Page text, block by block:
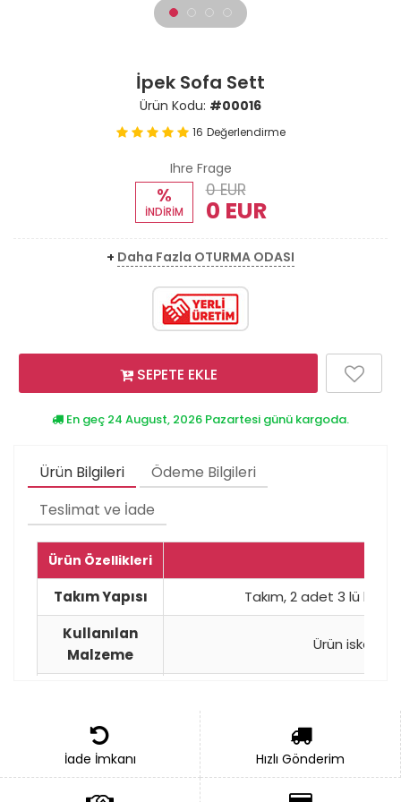
İpek Sofa Sett
Ürün Kodu: #00016
16 Değerlendirme
Ihre Frage
%
İNDİRİM
0 EUR
0 EUR
+ Daha Fazla OTURMA ODASI
SEPETE EKLE
En geç 24 August, 2026 Pazartesi günü kargoda.
Ürün Bilgileri
Ödeme Bilgileri
Teslimat ve İade
Ürün Özellikleri
Takım Yapısı
Takım, 2 adet 3 lü
Kullanılan
Malzeme
Ürün iskeleti
Sünger
32 DNS HR
Yatak Özelliği
Tek
İade İmkanı Hızlı Gönderim